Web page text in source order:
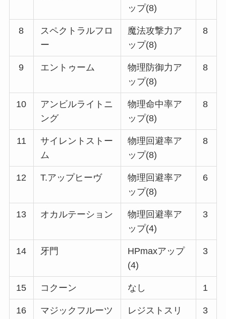
ップ(8)
8
スペクトラルフロ
ー
魔法攻撃力ア
ップ(8)
8
9 エントゥーム
物理防御力ア
ップ(8)
8
10
アンビルライトニ
ング
物理命中率ア
ップ(8)
8
11
サイレントストー
ム
物理回避率ア
ップ(8)
8
12 T.アップヒーヴ
物理回避率ア
ップ(8)
6
13 オカルテーション
物理回避率ア
ップ(4)
3
14 牙門
HPmaxアップ
(4)
3
15 コクーン なし 1
16 マジックフルーツ
レジストスリ
3